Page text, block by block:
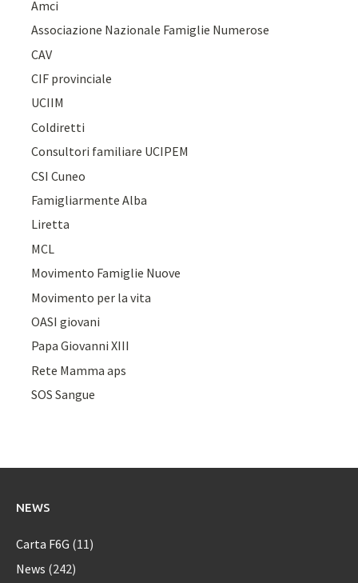
Amci
Associazione Nazionale Famiglie Numerose
CAV
CIF provinciale
UCIIM
Coldiretti
Consultori familiare UCIPEM
CSI Cuneo
Famigliarmente Alba
Liretta
MCL
Movimento Famiglie Nuove
Movimento per la vita
OASI giovani
Papa Giovanni XIII
Rete Mamma aps
SOS Sangue
NEWS
Carta F6G (11)
News (242)